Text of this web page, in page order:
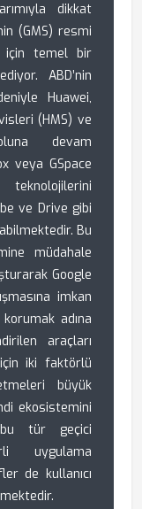
dikkat
(GMS) resmi
için temel bir
ABD’nin
Huawei,
(HMS) ve
devam
veya GSpace
ve Drive gibi
Bu
müdahale
Google
imkan
korumak adına
araçları
iki faktörlü
büyük
ekosistemini
bu tür geçici
uygulama
de kullanıcı